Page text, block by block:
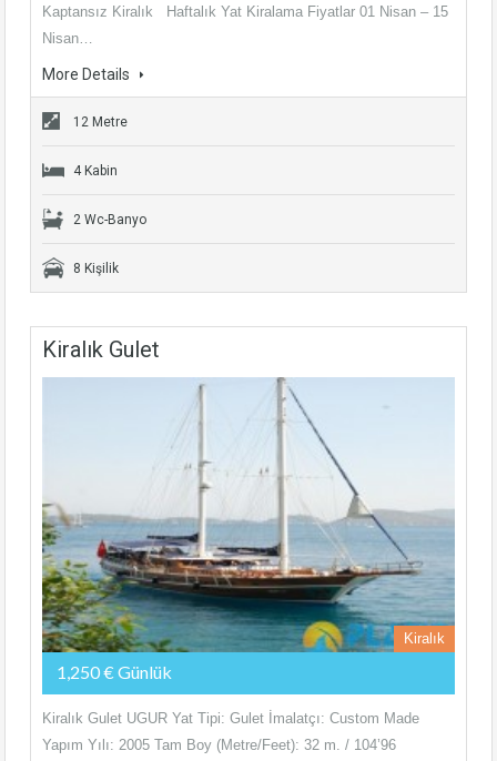
Kaptansız Kiralık Haftalık Yat Kiralama Fiyatlar 01 Nisan – 15
Nisan…
More Details
12 Metre
4 Kabin
2 Wc-Banyo
8 Kişilik
Kiralık Gulet
Kiralık
1,250 € Günlük
Kiralık Gulet UGUR Yat Tipi: Gulet İmalatçı: Custom Made
Yapım Yılı: 2005 Tam Boy (Metre/Feet): 32 m. / 104’96